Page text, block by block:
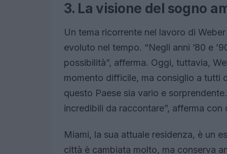
3. La visione del sogno
Un tema ricorrente nel lavoro di Weber
evoluto nel tempo. “Negli anni ’80 e
possibilità”, afferma. Oggi, tuttavia,
momento difficile, ma consiglio a tutti
questo Paese sia vario e
incredibili da raccontare”, afferma con
Miami, la sua attuale residenza, è un
città è cambiata molto, ma conserva